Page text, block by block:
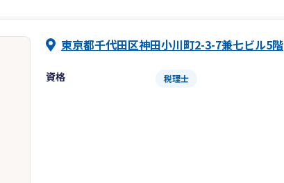
東京都千代田区神田小川町2-3-7兼七ビル5階
資格 税理士